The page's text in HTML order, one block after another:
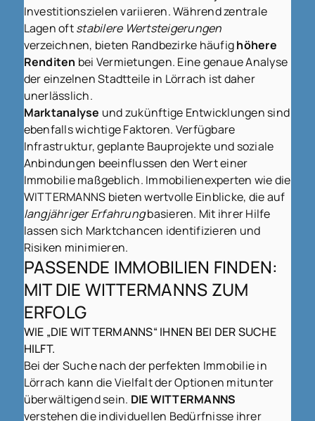
Investitionszielen variieren. Während zentrale
Lagen oftstabilere Wertsteigerungen
verzeichnen, bieten Randbezirke häufighöhere
Renditen bei Vermietungen. Eine genaue Analyse
der einzelnen Stadtteile in Lörrach ist daher
unerlässlich.
Marktanalyse und zukünftige Entwicklungen sind
ebenfalls wichtige Faktoren. Verfügbare
Infrastruktur, geplante Bauprojekte und soziale
Anbindungen beeinflussen den Wert einer
Immobilie maßgeblich. Immobilienexperten wie die
WITTERMANNS bieten wertvolle Einblicke, die auf
langjähriger Erfahrungbasieren. Mit ihrer Hilfe
lassen sich Marktchancen identifizieren und
Risiken minimieren.
PASSENDE IMMOBILIEN FINDEN:
MIT DIE WITTERMANNS ZUM
ERFOLG
WIE „DIE WITTERMANNS“ IHNEN BEI DER SUCHE
HILFT.
Bei der Suche nach der perfekten Immobilie in
Lörrach kann die Vielfalt der Optionen mitunter
überwältigend sein. DIE WITTERMANNS
verstehen die individuellen Bedürfnisse ihrer